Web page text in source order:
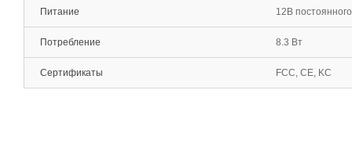
Питание 12В
Потребление 8.3 Вт
Сертификаты FCC, CE, KC